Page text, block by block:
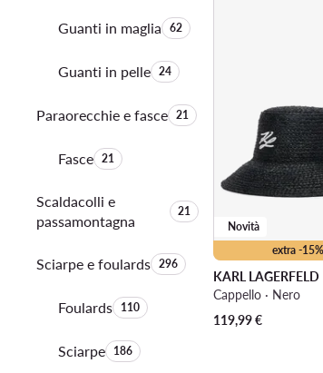
Guanti in magliaQuantità di prodotti:
62
Guanti in pelleQuantità di prodotti:
24
Paraorecchie e fasceQuantità di prodotti:
21
FasceQuantità di prodotti:
21
Scaldacolli e
passamontagna
Quantità di prodotti:
21
Sciarpe e foulardsQuantità di prodotti:
296
FoulardsQuantità di prodotti:
110
SciarpeQuantità di prodotti:
186
extra -
Novità
KARL LAGERFELD
Cappello · Nero
119,99€